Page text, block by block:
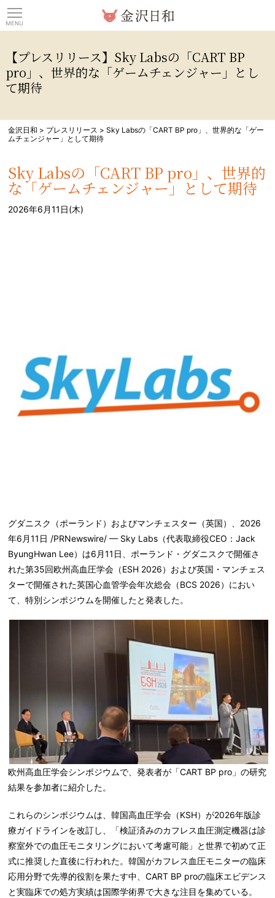
【プレスリリース】Sky Labsの「CART BP
pro」、世界的な「ゲームチェンジャー」とし
て期待
金沢日和 > プレスリリース >Sky Labsの「CART BP pro」、世界的な「ゲー
ムチェンジャー」として期待
Sky Labsの「CART BP pro」、世界的
な「ゲームチェンジャー」として期待
2026年6月11日(木)
グダニスク（ポーランド）およびマンチェスター（英国）、2026
年6月11日 /PRNewswire/ — Sky Labs（代表取締役CEO：Jack
ByungHwan Lee）は6月11日、ポーランド・グダニスクで開催さ
れた第35回欧州高血圧学会（ESH 2026）および英国・マンチェス
ターで開催された英国心血管学会年次総会（BCS 2026）におい
て、特別シンポジウムを開催したと発表した。
欧州高血圧学会シンポジウムで、発表者が「CART BP pro」の研究
結果を参加者に紹介した。
これらのシンポジウムは、韓国高血圧学会（KSH）が2026年版診
療ガイドラインを改訂し、「検証済みのカフレス血圧測定機器は診
察室外での血圧モニタリングにおいて考慮可能」と世界で初めて正
式に推奨した直後に行われた。韓国がカフレス血圧モニターの臨床
応用分野で先導的役割を果たす中、CART BP proの臨床エビデンス
と実臨床での処方実績は国際学術界で大きな注目を集めている。